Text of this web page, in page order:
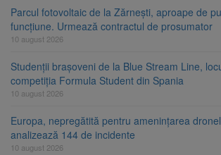
Parcul fotovoltaic de la Zărnești, aproape de
funcțiune. Urmează contractul de prosumator
10 august 2026
Studenții brașoveni de la Blue Stream Line,
competiția Formula Student din Spania
10 august 2026
Europa, nepregătită pentru amenințarea
analizează 144 de incidente
10 august 2026